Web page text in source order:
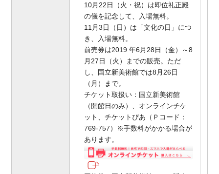
10月22日（火・祝）は即位礼正殿
の儀を記念して、入場無料。
11月3日（日）は「文化の日」につ
き、入場無料。
前売券は2019 年6月28日（金）～8
月27日（火）までの販売。ただ
し、国立新美術館では8月26日
（月）まで。
チケット取扱い：国立新美術館
（開館日のみ）、オンラインチケ
ット、チケットぴあ（Ｐコード：
769-757）※手数料がかかる場合が
あります。